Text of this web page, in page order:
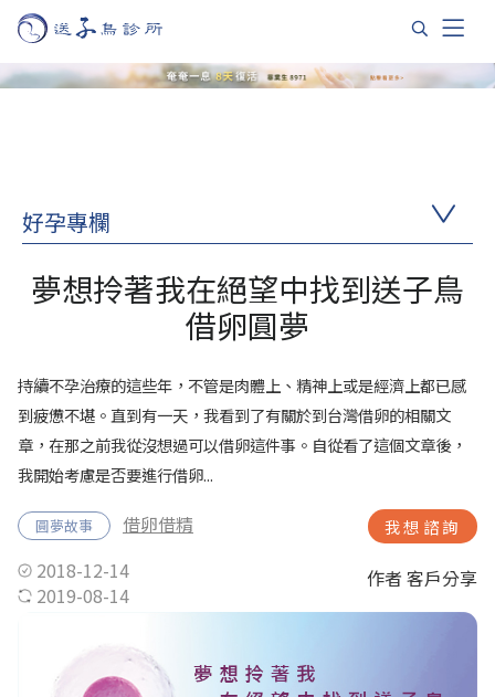
好孕專欄
夢想拎著我在絕望中找到送子鳥
借卵圓夢
持續不孕治療的這些年，不管是肉體上、精神上或是經濟上都已感
到疲憊不堪。直到有一天，我看到了有關於到台灣借卵的相關文
章，在那之前我從沒想過可以借卵這件事。自從看了這個文章後，
我開始考慮是否要進行借卵...
圓夢故事 借卵借精 我想諮詢
2018-12-14
2019-08-14
作者 客戶分享